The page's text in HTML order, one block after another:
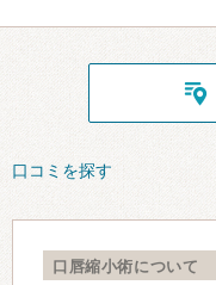
口コミを探す
口唇縮小術について